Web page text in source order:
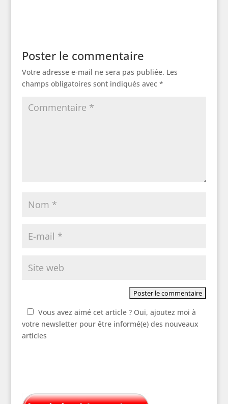
Poster le commentaire
Votre adresse e-mail ne sera pas publiée. Les
champs obligatoires sont indiqués avec *
Vous avez aimé cet article ? Oui, ajoutez moi à
votre newsletter pour être informé(e) des nouveaux
articles